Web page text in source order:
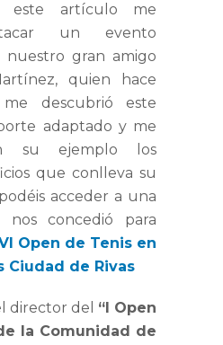
este artículo me
un evento
nuestro gran amigo
quien hace
descubrió este
adaptado y me
su ejemplo los
que conlleva su
acceder a una
nos concedió para
Open de Tenis en
Ciudad de Rivas
director del “I Open
la Comunidad de